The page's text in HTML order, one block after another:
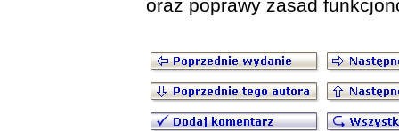
oraz poprawy zasad